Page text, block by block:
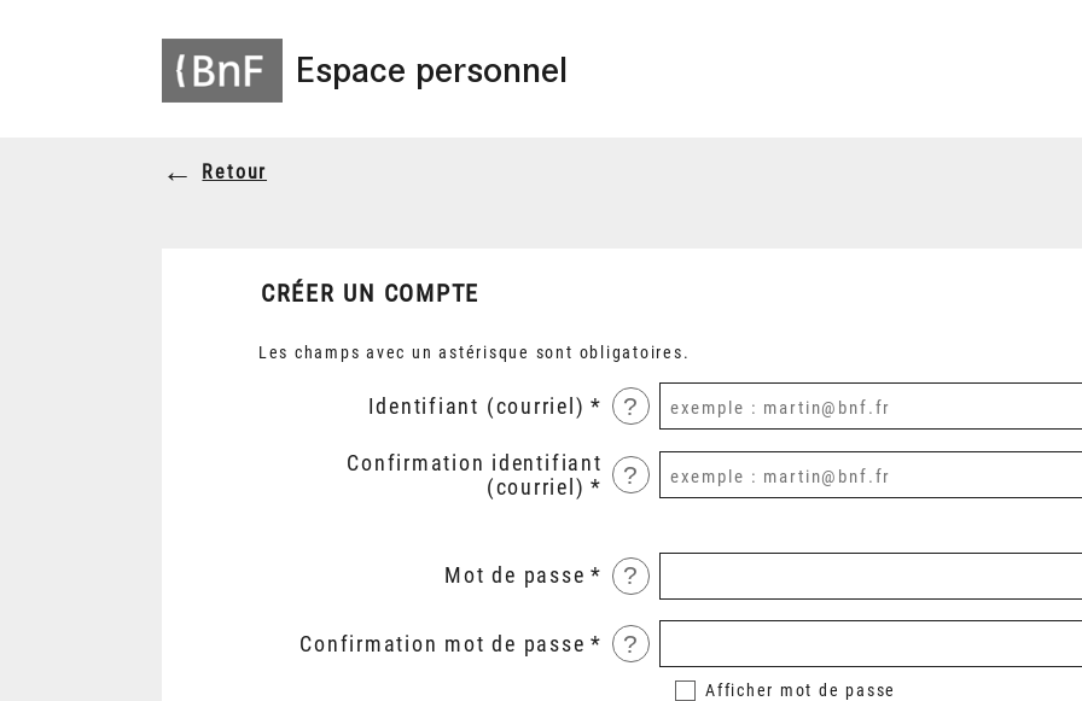
Espace personnel
Retour
CRÉER UN COMPTE
Les champs avec un astérisque sont obligatoires.
Identifiant (courriel) ?
Confirmation identifiant
(courriel)
?
Mot de passe ?
Confirmation mot de passe ?
Afficher mot de passe